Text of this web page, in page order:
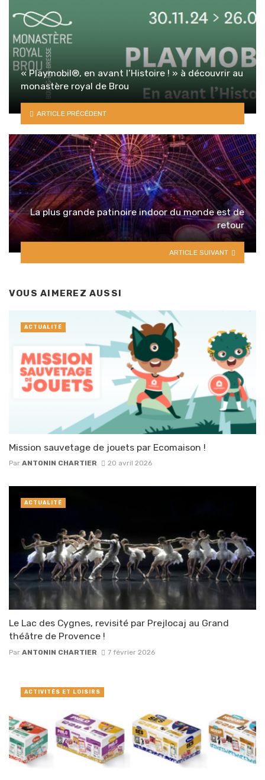
« Playmobil®, en avant l’Histoire ! » à découvrir au
monastère royal de Brou
ARTICLE PRÉCÉDENT
La plus grande patinoire indoor du monde est de
retour
ARTICLE SUIVANT
VOUS AIMEREZ AUSSI
Mission sauvetage de jouets par Ecomaison !
Par ANTONIN CHARTIER 20 avril 2026
ACTUALITÉ
Le Lac des Cygnes, revisité par Prejlocaj au Grand
théâtre de Provence !
Par ANTONIN CHARTIER 7 février 2026
ACTUALITÉ
ACTIVITÉS ET LOISIRS